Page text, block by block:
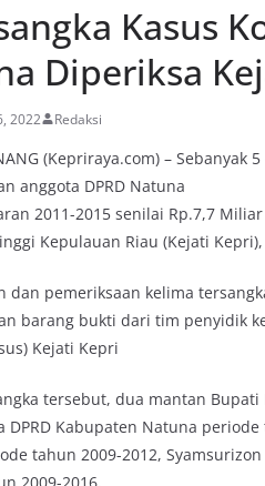
Kasus
Diperiksa
2022 Redaksi
(Kepriraya.com) –
anggota DPRD Natuna
2011-2015 senilai Rp.7,7
Kepulauan Riau (Kejati
dan pemeriksaan kelima
barang bukti dari tim penyidik
Kejati Kepri
tersebut, dua mantan
DPRD Kabupaten Natuna
tahun 2009-2012,